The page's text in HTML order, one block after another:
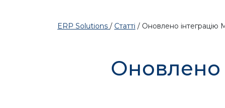
ERP Solutions / Статті / Оновлено інтеграцію
Оновлено